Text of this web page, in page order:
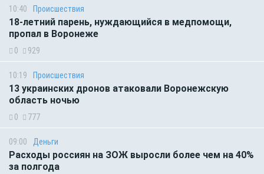
10:40 Происшествия
18-летний парень, нуждающийся в медпомощи,
пропал в Воронеже
0 929
10:19 Происшествия
13 украинских дронов атаковали Воронежскую
область ночью
0 777
09:00 Деньги
Расходы россиян на ЗОЖ выросли более чем на 40%
за полгода